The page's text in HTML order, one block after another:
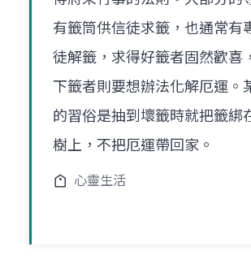
有籤筒供信徒求籤，也通常有
徒解籤，求得好籤者固然歡喜
下籤者則要想辦法化解厄運。
的習俗是抽到壞籤時就把籤綁
樹上，不把厄運帶回家。
心靈生活